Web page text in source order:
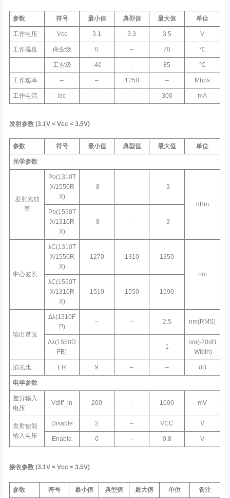
参数 符号 最小值 典型值 最大值 单位
工作电压 Vcc 3.1 3.3 3.5 V
工作温度 商业级 0 – 70 ℃
工业级 -40 – 85 ℃
工作速率 – – 1250 – Mbps
工作电流 Icc – – 300 mA
发射参数 (3.1V <Vcc < 3.5V)
参数 符号 最小值 典型值 最大值 单位
光学参数
发射光功
率
Po(1310T
X/1550R
X)
-8 – -3
dBm
Po(1550T
X/1310R
X)
-8 – -3
中心波长
λC(1310T
X/1550R
X)
1270 1310 1350
nm
λC(1550T
X/1310R
X)
1510 1550 1590
输出谱宽
Δλ(1310F
P)
– – 2.5 nm(RMS)
Δλ(1550D
FB)
– – 1
nm(-20dB
Width)
消光比 ER 9 – – dB
电学参数
差分输入
电压
Vdiff_in 200 – 1000 mV
发射使能
输入电压
Disable 2 – VCC V
Enable 0 – 0.8 V
接收参数 (3.1V <Vcc < 3.5V)
参数 符号 最小值 典型值 最大值 单位 备注